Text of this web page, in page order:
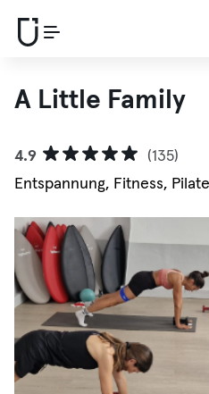
A Little Family
4.9
(135)
Entspannung, Fitness,